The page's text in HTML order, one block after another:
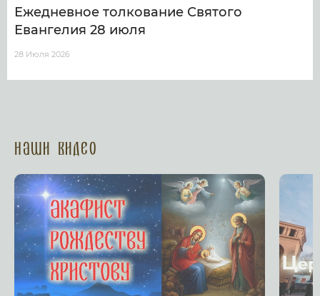
Ежедневное толкование Святого
Евангелия 28 июля
28 Июля 2026
Наши Видео